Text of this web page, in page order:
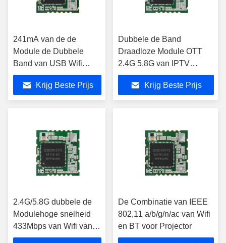
241mA van de de
Module de Dubbele
Band van USB Wifi
Gastheer van UART
Radio voor PCM
Bestuurder
Krijg Beste Prijs
Dubbele de Band
Draadloze Module OTT
2.4G 5.8G van IPTV
WPA2
Krijg Beste Prijs
2.4G/5.8G dubbele de
Modulehoge snelheid
433Mbps van Wifi van
de Band Lage Macht
De Combinatie van IEEE
802,11 a/b/g/n/ac van Wifi
en BT voor Projector